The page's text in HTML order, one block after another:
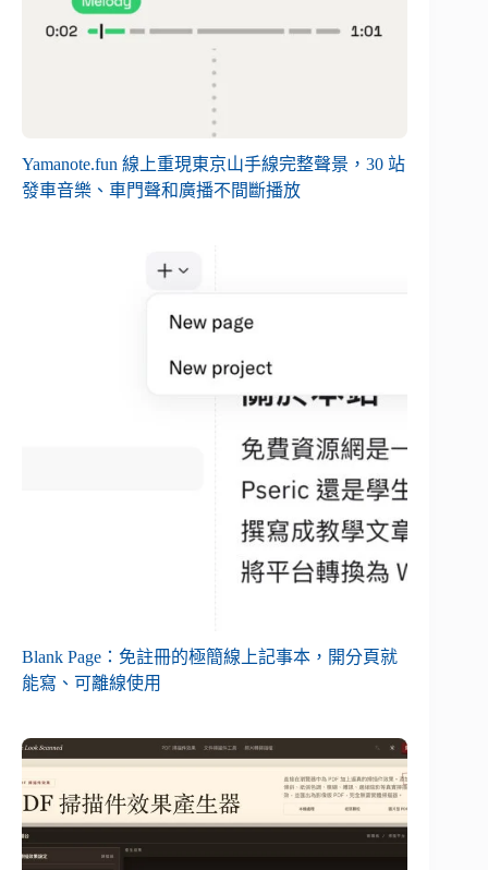
Yamanote.fun 線上重現東京山手線完整聲景，30 站
發車音樂、車門聲和廣播不間斷播放
Blank Page：免註冊的極簡線上記事本，開分頁就
能寫、可離線使用